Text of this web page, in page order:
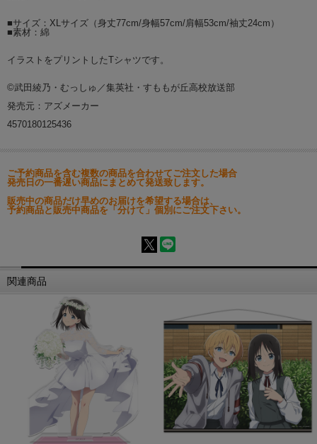
■サイズ：XLサイズ（身丈77cm/身幅57cm/肩幅53cm/袖丈24cm）
■素材：綿
イラストをプリントしたTシャツです。
©武田綾乃・むっしゅ／集英社・すももが丘高校放送部
発売元：アズメーカー
4570180125436
ご予約商品を含む複数の商品を合わせてご注文した場合
発売日の一番遅い商品にまとめて発送致します。
販売中の商品だけ早めのお届けを希望する場合は、
予約商品と販売中商品を「分けて」個別にご注文下さい。
関連商品